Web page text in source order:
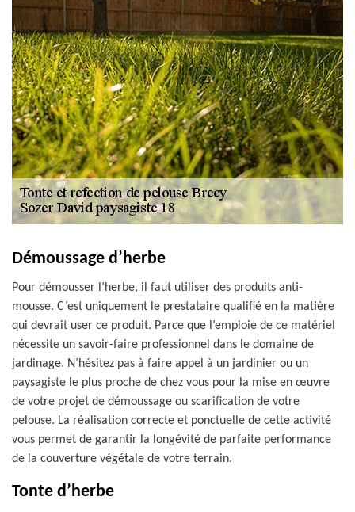
Démoussage d’herbe
Pour démousser l’herbe, il faut utiliser des produits anti-
mousse. C’est uniquement le prestataire qualifié en la matière
qui devrait user ce produit. Parce que l’emploie de ce matériel
nécessite un savoir-faire professionnel dans le domaine de
jardinage. N’hésitez pas à faire appel à un jardinier ou un
paysagiste le plus proche de chez vous pour la mise en œuvre
de votre projet de démoussage ou scarification de votre
pelouse. La réalisation correcte et ponctuelle de cette activité
vous permet de garantir la longévité de parfaite performance
de la couverture végétale de votre terrain.
Tonte d’herbe